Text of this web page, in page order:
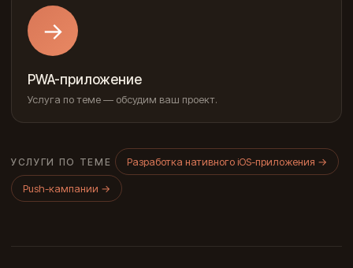
→
PWA-приложение
Услуга по теме — обсудим ваш проект.
УСЛУГИ ПО ТЕМЕ Разработка нативного iOS-приложения →
Push-кампании →